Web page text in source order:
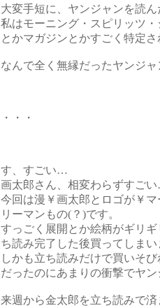
大変手短に、ヤンジャンを読
私はモーニング・スピリッツ
とかマガジンとかすごく特定
なんで全く無縁だったヤンジ
・・・
す、すごい…
画太郎さん、相変わらずすご
今回は漫￥画太郎とロゴが￥
リーマンもの(？)です。
すっごく展開とか絵柄がギリ
ち読み完了した後買ってしま
しかも立ち読みだけで買いそ
だったのにあまりの衝撃でヤ
来週から金太郎を立ち読みで